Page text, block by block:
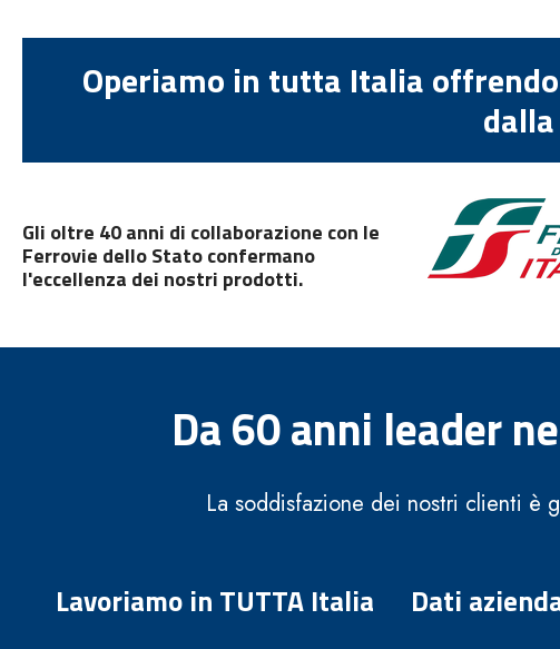
Operiamo in tutta Italia
Gli oltre 40 anni di collaborazione con le
Ferrovie dello Stato confermano
l'eccellenza dei nostri prodotti.
Da 60 anni leader
La soddisfazione dei nostri clienti è
Lavoriamo in TUTTA Italia Dati